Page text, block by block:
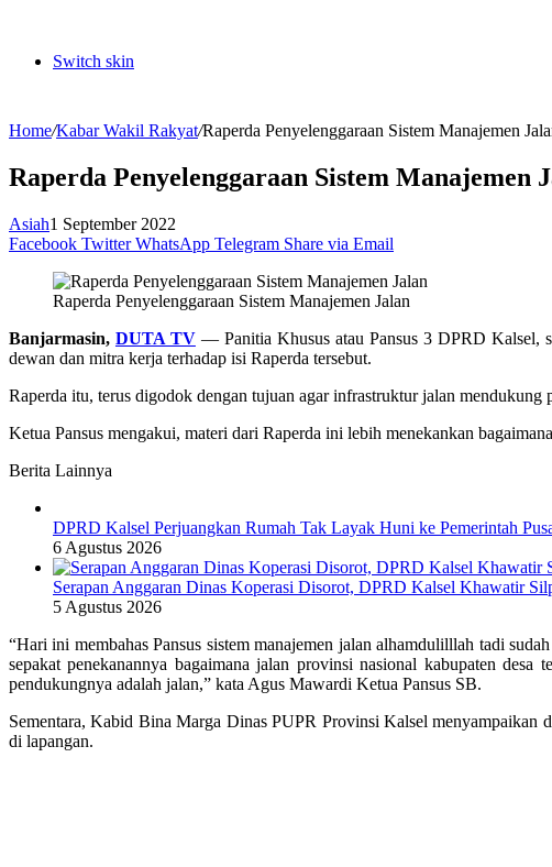
Switch skin
Home/Kabar Wakil Rakyat/Raperda Penyelenggaraan Sistem Manajemen
Raperda Penyelenggaraan Sistem Manajemen
Asiah1 September 2022
Facebook Twitter WhatsApp Telegram Share via Email
Raperda Penyelenggaraan Sistem Manajemen Jalan
Banjarmasin, DUTA TV— Panitia Khusus atau Pansus 3 DPRD Kalsel,
dewan dan mitra kerja terhadap isi Raperda tersebut.
Raperda itu, terus digodok dengan tujuan agar infrastruktur jalan mendukung
Ketua Pansus mengakui, materi dari Raperda ini lebih menekankan
Berita Lainnya
DPRD Kalsel Perjuangkan Rumah Tak Layak Huni ke Pemerintah
6 Agustus 2026
Serapan Anggaran Dinas Koperasi Disorot, DPRD Kalsel Khawatir
5 Agustus 2026
“Hari ini membahas Pansus sistem manajemen jalan alhamdulilllah tadi
sepakat penekanannya bagaimana jalan provinsi nasional kabupaten
pendukungnya adalah jalan,” kata Agus Mawardi Ketua Pansus SB.
Sementara, Kabid Bina Marga Dinas PUPR Provinsi Kalsel menyampaikan
di lapangan.